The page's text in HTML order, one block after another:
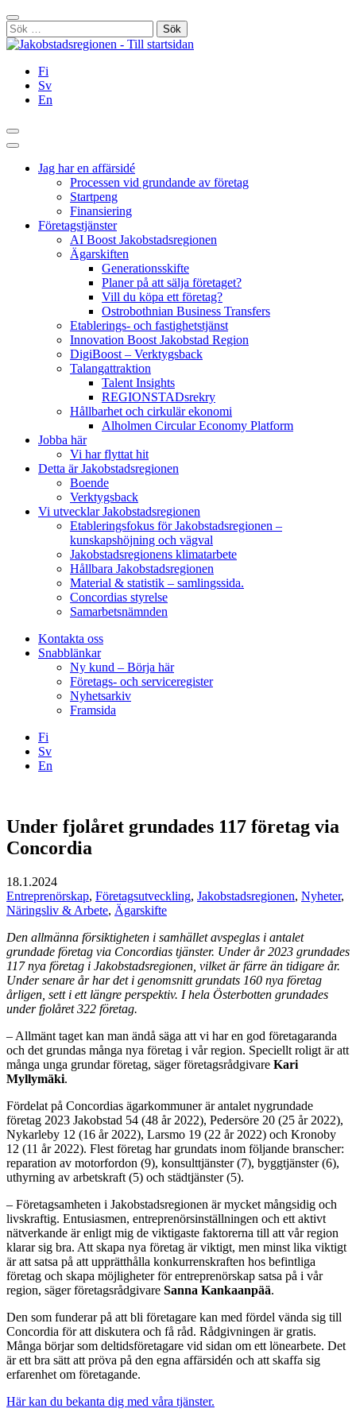
Hoppa
till
innehållet
Stäng
Sök
efter:
Fi
Sv
En
Sök
Huvudmeny
Jag har en affärsidé
Processen vid grundande av företag
Startpeng
Finansiering
Företagstjänster
AI Boost Jakobstadsregionen
Ägarskiften
Generationsskifte
Planer på att sälja företaget?
Vill du köpa ett företag?
Ostrobothnian Business Transfers
Etablerings- och fastighetstjänst
Innovation Boost Jakobstad Region
DigiBoost – Verktygsback
Talangattraktion
Talent Insights
REGIONSTADsrekry
Hållbarhet och cirkulär ekonomi
Alholmen Circular Economy Platform
Jobba här
Vi har flyttat hit
Detta är Jakobstadsregionen
Boende
Verktygsback
Vi utvecklar Jakobstadsregionen
Etableringsfokus för Jakobstadsregionen –
kunskapshöjning och vägval
Jakobstadsregionens klimatarbete
Hållbara Jakobstadsregionen
Material & statistik – samlingssida.
Concordias styrelse
Samarbetsnämnden
Kontakta oss
Snabblänkar
Ny kund – Börja här
Företags- och serviceregister
Nyhetsarkiv
Framsida
Fi
Sv
En
Under fjolåret grundades 117 företag via
Concordia
18.1.2024
Entreprenörskap, Företagsutveckling, Jakobstadsregionen, Nyheter,
Näringsliv & Arbete, Ägarskifte
Den allmänna försiktigheten i samhället avspeglas i antalet
grundade företag via Concordias tjänster. Under år 2023 grundades
117 nya företag i Jakobstadsregionen, vilket är färre än tidigare år.
Under senare år har det i genomsnitt grundats 160 nya företag
årligen, sett i ett längre perspektiv. I hela Österbotten grundades
under fjolåret 322 företag.
– Allmänt taget kan man ändå säga att vi har en god företagaranda
och det grundas många nya företag i vår region. Speciellt roligt är att
många unga grundar företag, säger företagsrådgivare Kari
Myllymäki.
Fördelat på Concordias ägarkommuner är antalet nygrundade
företag 2023 Jakobstad 54 (48 år 2022), Pedersöre 20 (25 år 2022),
Nykarleby 12 (16 år 2022), Larsmo 19 (22 år 2022) och Kronoby
12 (11 år 2022). Flest företag har grundats inom följande branscher:
reparation av motorfordon (9), konsulttjänster (7), byggtjänster (6),
uthyrning av arbetskraft (5) och städtjänster (5).
– Företagsamheten i Jakobstadsregionen är mycket mångsidig och
livskraftig. Entusiasmen, entreprenörsinställningen och ett aktivt
nätverkande är enligt mig de viktigaste faktorerna till att vår region
klarar sig bra. Att skapa nya företag är viktigt, men minst lika viktigt
är att satsa på att upprätthålla konkurrenskraften hos befintliga
företag och skapa möjligheter för entreprenörskap satsa på i vår
region, säger företagsrådgivare Sanna Kankaanpää.
Den som funderar på att bli företagare kan med fördel vända sig till
Concordia för att diskutera och få råd. Rådgivningen är gratis.
Många börjar som deltidsföretagare vid sidan om ett lönearbete. Det
är ett bra sätt att pröva på den egna affärsidén och att skaffa sig
erfarenhet om företagande.
Här kan du bekanta dig med våra tjänster.